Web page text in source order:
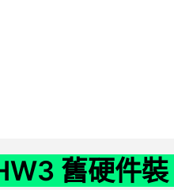
舊硬件